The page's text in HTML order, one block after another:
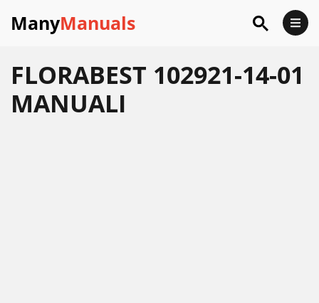
ManyManuals
FLORABEST 102921-14-01
MANUALI